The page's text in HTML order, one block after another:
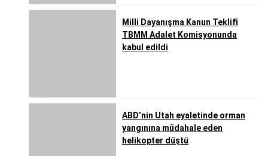
Milli Dayanışma Kanun Teklifi
TBMM Adalet Komisyonunda
kabul edildi
ABD’nin Utah eyaletinde orman
yangınına müdahale eden
helikopter düştü